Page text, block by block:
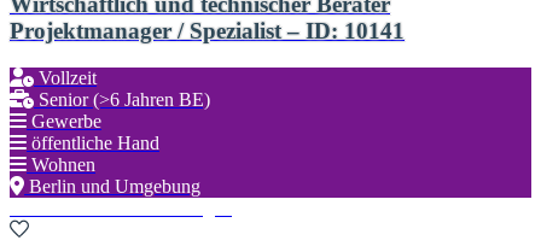
Projektmanager / Spezialist – ID: 10141
Vollzeit
Senior (>6 Jahren BE)
Gewerbe
öffentliche Hand
Wohnen
Berlin und Umgebung